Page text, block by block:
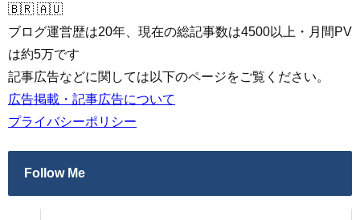
🇧🇷 🇦🇺
ブログ運営歴は20年、現在の総記事数は4500以上・月間PV
は約5万です
記事広告などに関しては以下のページをご覧ください。
広告掲載・記事広告について
プライバシーポリシー
Follow Me